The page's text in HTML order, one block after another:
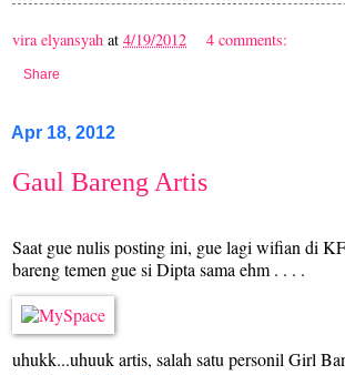
vira elyansyah at 4/19/2012 4 comments:
Share
Apr 18, 2012
Gaul Bareng Artis
Saat gue nulis posting ini, gue lagi wifian di
bareng temen gue si Dipta sama ehm . . . .
uhukk...uhuuk artis, salah satu personil Girl